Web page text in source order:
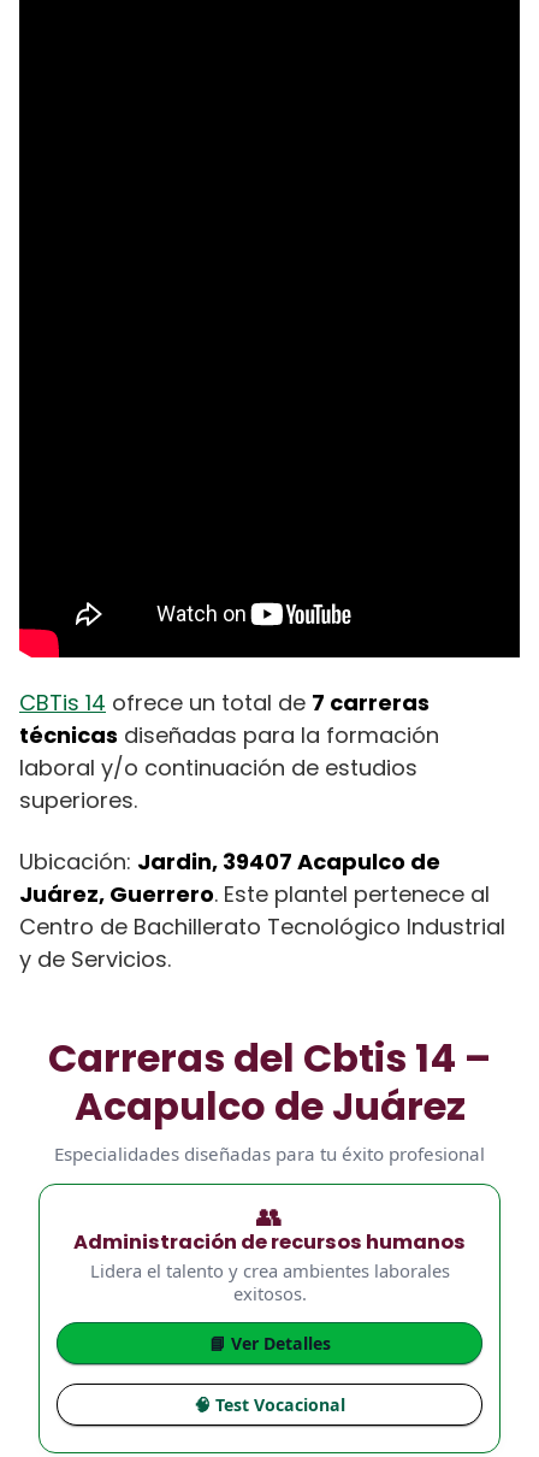
CBTis 14 ofrece un total de 7 carreras
técnicas diseñadas para la formación
laboral y/o continuación de estudios
superiores.
Ubicación: Jardin, 39407 Acapulco de
Juárez, Guerrero. Este plantel pertenece al
Centro de Bachillerato Tecnológico Industrial
y de Servicios.
Carreras del Cbtis 14 –
Acapulco de Juárez
Especialidades diseñadas para tu éxito profesional
👥
Administración de recursos humanos
Lidera el talento y crea ambientes laborales
exitosos.
📘 Ver Detalles
🧠 Test Vocacional